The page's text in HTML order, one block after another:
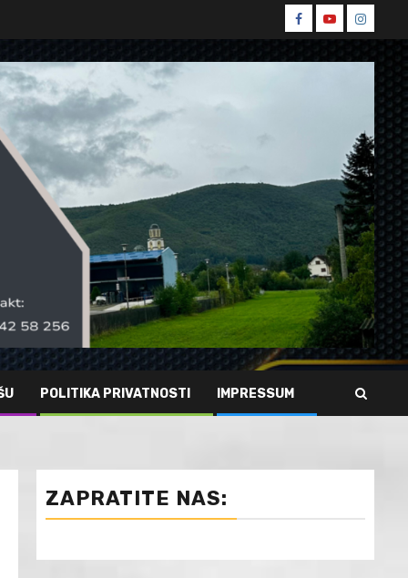
Spin
Facebook
Spin
Youtube
Spin
POLITIKA PRIVATNOSTI IMPRESSUM
ZAPRATITE NAS: